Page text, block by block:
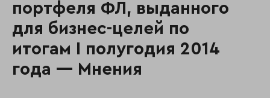
портфеля ФЛ, выданного
для бизнес-целей по
итогам I полугодия 2014
года — Мнения